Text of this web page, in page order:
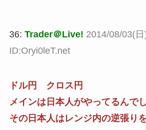
36: Trader＠Live! 2014/08/03(
ID:Oryi0leT.net
ドル円 クロス円
メインは日本人がやってるんで
その日本人はレンジ内の逆張り